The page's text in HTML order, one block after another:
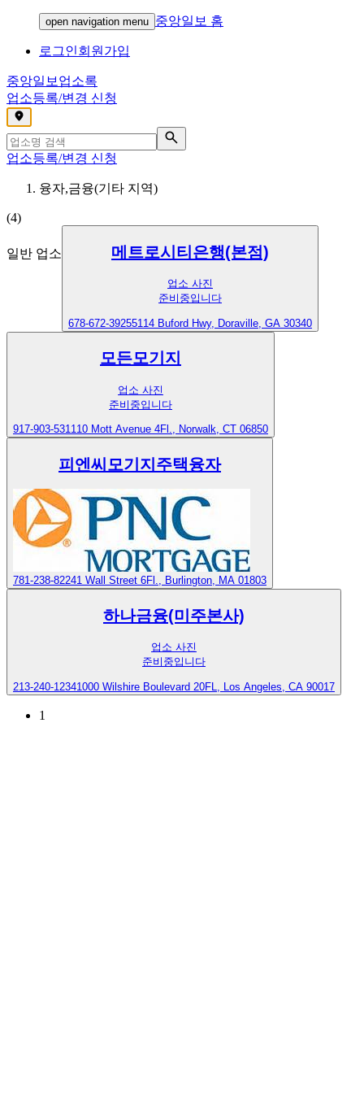
open navigation menu 중앙일보 홈
로그인회원가입
중앙일보 업소록
업소등록/변경 신청
,
업소등록/변경 신청
융자,금융(기타 지역)
(4)
일반 업소 메트로시티은행(본점)
업소 사진
준비중입니다
678-672-39255114 Buford Hwy, Doraville, GA 30340
모든모기지
업소 사진
준비중입니다
917-903-531110 Mott Avenue 4Fl., Norwalk, CT 06850
피엔씨모기지주택융자
781-238-82241 Wall Street 6Fl., Burlington, MA 01803
하나금융(미주본사)
업소 사진
준비중입니다
213-240-12341000 Wilshire Boulevard 20FL, Los Angeles, CA 90017
1